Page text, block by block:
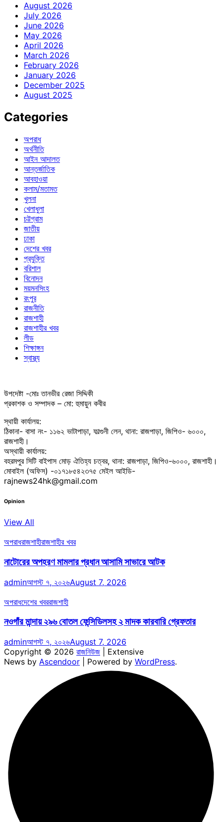
August 2026
July 2026
June 2026
May 2026
April 2026
March 2026
February 2026
January 2026
December 2025
August 2025
Categories
অপরাধ
অর্থনীতি
আইন আদালত
আন্তর্জাতিক
আবহাওয়া
কলাম/মতামত
খুলনা
খেলাধুলা
চট্টগ্রাম
জাতীয়
ঢাকা
দেশের খবর
প্রযুক্তি
বরিশাল
বিনোদন
ময়মনসিংহ
রংপুর
রাজনীতি
রাজশাহী
রাজশাহীর খবর
লীড
শিক্ষাঙ্গন
স্বাস্থ্য
উপদেষ্টা -মোঃ তানভীর রেজা সিদ্দিকী
প্রকাশক ও সম্পাদক – মো: হুমায়ুন কবীর
স্থায়ী কার্যালয়:
ঠিকানা- বাসা নং- ১১৬২ ভাটাপাড়া, ফাল্গুনী লেন, থানা: রাজপাড়া, জিপিও- ৬০০০,
রাজশাহী।
অস্থায়ী কার্যালয়:
বহরমপুর সিটি বাইপাস মোড় ঐতিহ্য চত্বর, থানা: রাজপাড়া, জিপিও-৬০০০, রাজশাহী।
মোবাইল (অফিস) -০১৭১৮৫৪২৩৭৫ মেইল আইডি-
rajnews24hk@gmail.com
Opinion
View All
অপরাধরাজশাহীরাজশাহীর খবর
নাটোরের অপহরণ মামলার প্রধান আসামি সাভারে আটক
adminআগস্ট ৭, ২০২৬August 7, 2026
অপরাধদেশের খবররাজশাহী
নওগাঁর মান্দায় ২৯৬ বোতল ফেন্সিডিলসহ ২ মাদক কারবারি গ্রেফতার
adminআগস্ট ৭, ২০২৬August 7, 2026
Copyright © 2026 রাজনিউজ | Extensive
News by Ascendoor | Powered by WordPress.